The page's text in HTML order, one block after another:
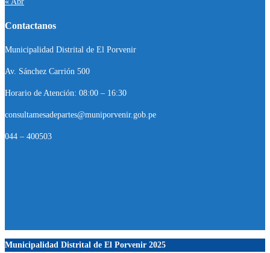
Contactanos
Municipalidad Distrital de El Porvenir
Av. Sánchez Carrión 500
Horario de Atención: 08:00 – 16:30
consultamesadepartes@muniporvenir.gob.pe
044 – 400503
Municipalidad Distrital de El Porvenir 2025